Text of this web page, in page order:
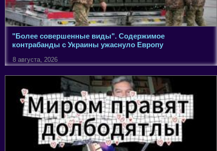
"Более совершенные виды". Содержимое
контрабанды с Украины ужаснуло Европу
8 августа, 2026